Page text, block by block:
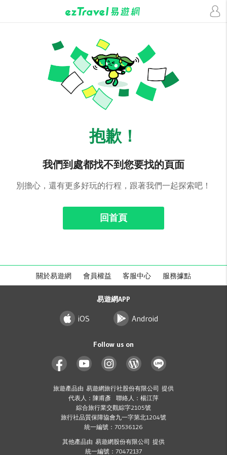
抱歉！
我們到處都找不到您要找的頁面
別擔心，還有更多好玩的行程，跟著我們一起探索吧！
回首頁
關於易遊網 會員權益 客服中心 服務據點
易遊網APP
iOS Android
Follow us on
旅遊產品由 易遊網旅行社股份有限公司 提供
代表人：陳甫彥 聯絡人：楊江萍
綜合旅行業交觀綜字2105號
旅行社品質保障協會九一字第北1204號
統一編號：70536126
其他產品由 易遊網股份有限公司 提供
統一編號：70472137